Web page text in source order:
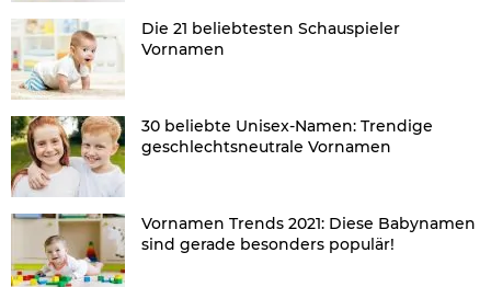
Die 21 beliebtesten Schauspieler
Vornamen
30 beliebte Unisex-Namen: Trendige
geschlechtsneutrale Vornamen
Vornamen Trends 2021: Diese Babynamen
sind gerade besonders populär!